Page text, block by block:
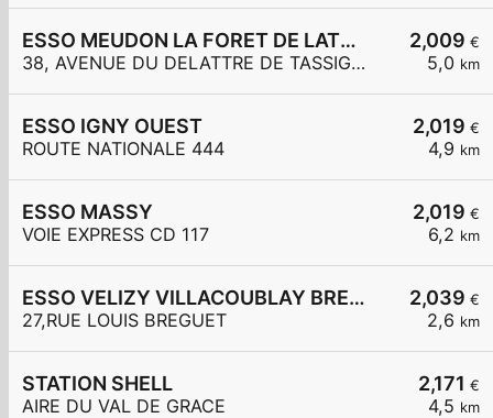
2,009 €
5,0 km
ESSO MEUDON LA FORET DE LATTRE DE TASSIGNY
38, AVENUE DU DELATTRE DE TASSIGNY
2,019 €
4,9 km
ESSO IGNY OUEST
ROUTE NATIONALE 444
2,019 €
6,2 km
ESSO MASSY
VOIE EXPRESS CD 117
2,039 €
2,6 km
ESSO VELIZY VILLACOUBLAY BREGUET
27,RUE LOUIS BREGUET
2,171 €
4,5 km
STATION SHELL
AIRE DU VAL DE GRACE